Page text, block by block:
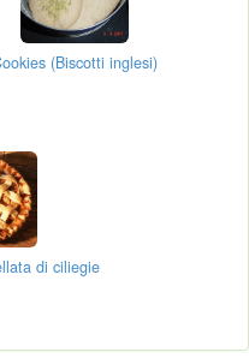
(Biscotti inglesi)
di ciliegie